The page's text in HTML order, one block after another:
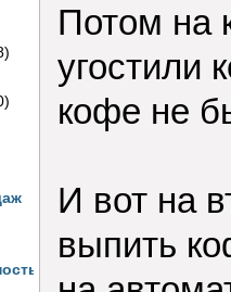
Потом на
угостили
кофе не
И вот на
выпить